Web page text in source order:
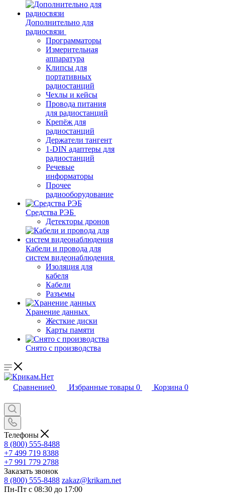
Дополнительно для
радиосвязи
Программаторы
Измерительная
аппаратура
Клипсы для
портативных
радиостанций
Чехлы и кейсы
Провода питания
для радиостанций
Крепёж для
радиостанций
Держатели тангент
1-DIN адаптеры для
радиостанций
Речевые
информаторы
Прочее
радиооборудование
Средства РЭБ
Детекторы дронов
Кабели и провода для
систем видеонаблюдения
Изоляция для
кабеля
Кабели
Разъемы
Хранение данных
Жесткие диски
Карты памяти
Снято с производства
Сравнение0 Избранные товары 0 Корзина 0
Телефоны
8 (800) 555-8488
+7 499 719 8388
+7 991 779 2788
Заказать звонок
8 (800) 555-8488 zakaz@krikam.net
Пн-Пт с 08:30 до 17:00